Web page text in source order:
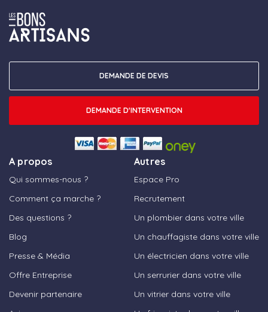
A propos
Qui sommes-nous ?
Comment ça marche ?
Des questions ?
Blog
Presse & Média
Offre Entreprise
Devenir partenaire
Autres
Espace Pro
Recrutement
Un plombier dans votre ville
Un chauffagiste dans votre ville
Un électricien dans votre ville
Un serrurier dans votre ville
Un vitrier dans votre ville
DEMANDE DE DEVIS
DEMANDE D'INTERVENTION